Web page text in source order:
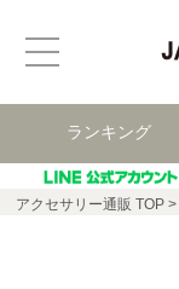
ランキング
アクセサリー通販 TOP